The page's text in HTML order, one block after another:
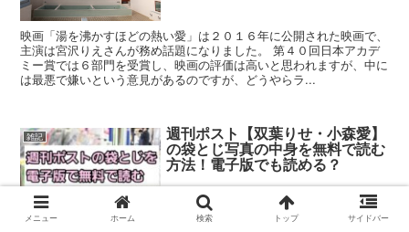
映画「湯を沸かすほどの熱い愛」は２０１６年に公開された映画で、
主演は宮沢りえさんが務め話題になりました。 第４０回日本アカデ
ミー賞では６部門を受賞し、映画の評価は高いと思われますが、中に
は最悪で嫌いという意見があるのですが、どうやらラ...
雑記 週刊ポスト【双葉りせ・小森愛】
の袋とじ写真の中身を無料で読む
方法！電子版でも読める？
週刊ポスト２０２６年３/１３号が２月２７日（金）に発売されまし
メニュー ホーム 検索 トップ サイドバー